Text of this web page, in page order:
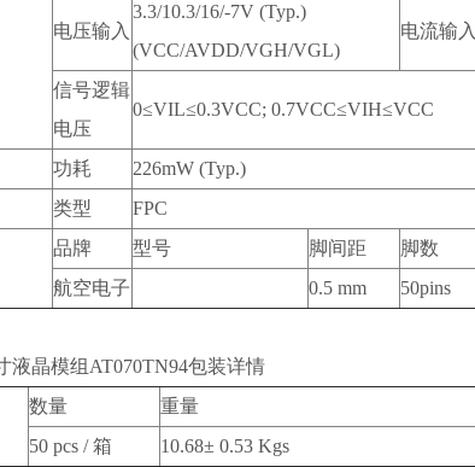
电压输入
3.3/10.3/16/-7V (Typ.)
(VCC/AVDD/VGH/VGL)
电流输入
信号逻辑
电压
0≤VIL≤0.3VCC; 0.7VCC≤VIH≤VCC
功耗
226mW (Typ.)
类型 FPC
品牌 型号 脚间距 脚数
航空电子
0.5 mm 50pins
液晶模组AT070TN94包装详情
数量 重量
50 pcs / 箱
10.68± 0.53 Kgs